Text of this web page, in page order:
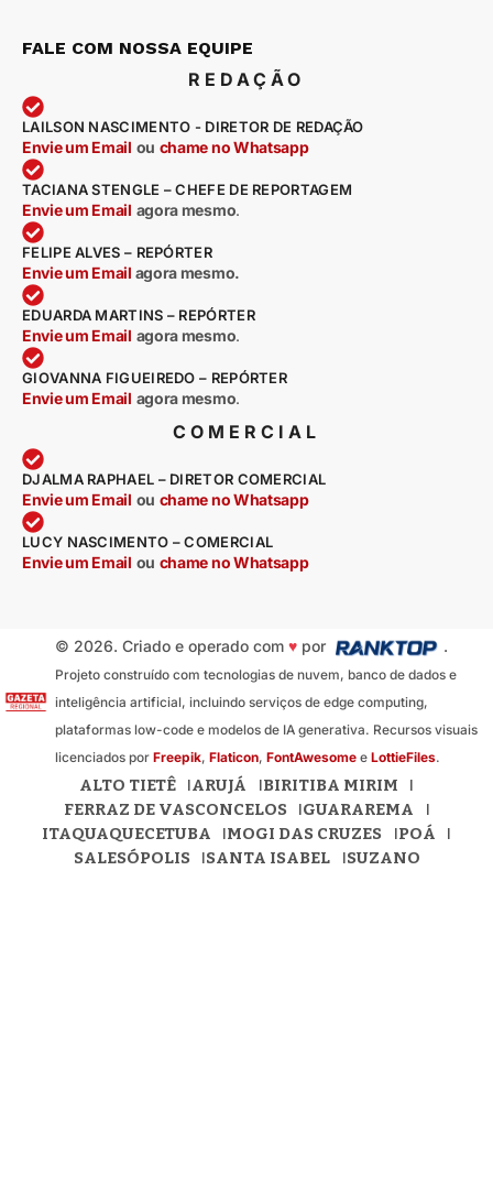
FALE COM NOSSA EQUIPE
REDAÇÃO
LAILSON NASCIMENTO - DIRETOR DE REDAÇÃO
Envie um Email ou chame no Whatsapp
TACIANA STENGLE – CHEFE DE REPORTAGEM
Envie um Email agora mesmo.
FELIPE ALVES – REPÓRTER
Envie um Email agora mesmo.
EDUARDA MARTINS – REPÓRTER
Envie um Email agora mesmo.
GIOVANNA FIGUEIREDO – REPÓRTER
Envie um Email agora mesmo.
COMERCIAL
DJALMA RAPHAEL – DIRETOR COMERCIAL
Envie um Email ou chame no Whatsapp
LUCY NASCIMENTO – COMERCIAL
Envie um Email ou chame no Whatsapp
© 2026. Criado e operado com ♥por .
Projeto construído com tecnologias de nuvem, banco de dados e
inteligência artificial, incluindo serviços de edge computing,
plataformas low-code e modelos de IA generativa. Recursos visuais
licenciados por Freepik, Flaticon, FontAwesomee LottieFiles.
ALTO TIETÊ ARUJÁ
BIRITIBA MIRIM
FERRAZ DE VASCONCELOS
GUARAREMA
ITAQUAQUECETUBA
MOGI DAS CRUZES
POÁ
SALESÓPOLIS
SANTA ISABEL SUZANO